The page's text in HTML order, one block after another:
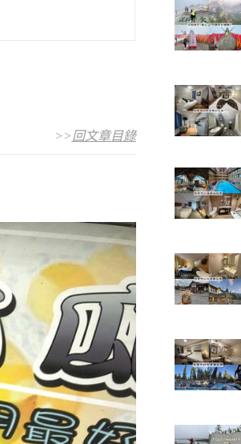
>>回文章目錄